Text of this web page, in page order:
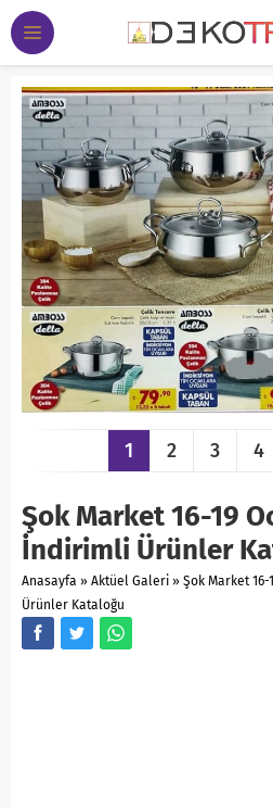
1 2 3 4
Şok Market 16-19
İndirimli Ürünler
Anasayfa » Aktüel Galeri » Şok Market
Ürünler Kataloğu